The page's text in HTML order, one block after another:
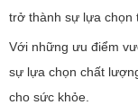
trở thành sự lựa chọn
Với những ưu điểm
sự lựa chọn chất
cho sức khỏe.